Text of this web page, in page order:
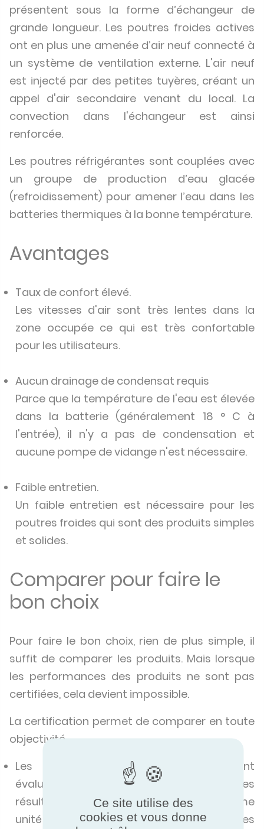
présentent sous la forme d’échangeur de
grande longueur. Les poutres froides actives
ont en plus une amenée d’air neuf connecté à
un système de ventilation externe. L'air neuf
est injecté par des petites tuyères, créant un
appel d'air secondaire venant du local. La
convection dans l'échangeur est ainsi
renforcée.
Les poutres réfrigérantes sont couplées avec
un groupe de production d’eau glacée
(refroidissement) pour amener l’eau dans les
batteries thermiques à la bonne température.
Avantages
Taux de confort élevé.
Les vitesses d'air sont très lentes dans la
zone occupée ce qui est très confortable
pour les utilisateurs.
Aucun drainage de condensat requis
Parce que la température de l'eau est élevée
dans la batterie (généralement 18 ° C à
l'entrée), il n'y a pas de condensation et
aucune pompe de vidange n'est nécessaire.
Faible entretien.
Un faible entretien est nécessaire pour les
poutres froides qui sont des produits simples
et solides.
Comparer pour faire le
bon choix
Pour faire le bon choix, rien de plus simple, il
suffit de comparer les produits. Mais lorsque
les performances des produits ne sont pas
certifiées, cela devient impossible.
La certification permet de comparer en toute
objectivité.
Les performances des produits sont
évaluées selon les mêmes critères, et les
résultats sont exprimés dans une même
unité de mesure, quel que soit le pays où les
Ce site utilise des
cookies et vous donne